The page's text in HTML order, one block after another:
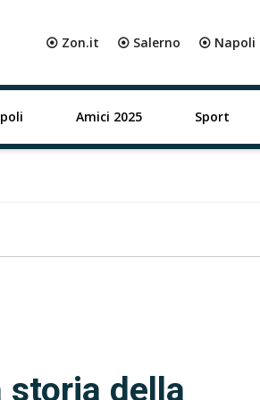
⦿ Zon.it ⦿ Salerno ⦿ Napoli
Amici 2025 Sport
della